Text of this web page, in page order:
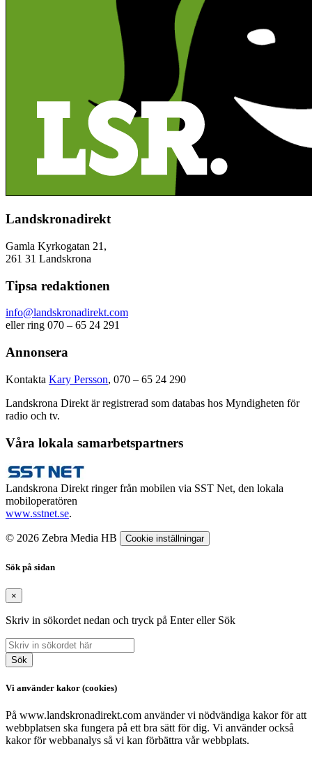
Landskronadirekt
Gamla Kyrkogatan 21,
261 31 Landskrona
Tipsa redaktionen
info@landskronadirekt.com
eller ring 070 – 65 24 291
Annonsera
Kontakta Kary Persson, 070 – 65 24 290
Landskrona Direkt är registrerad som databas hos Myndigheten för
radio och tv.
Våra lokala samarbetspartners
Landskrona Direkt ringer från mobilen via SST Net, den lokala
mobiloperatören
www.sstnet.se.
© 2026 Zebra Media HB Cookie inställningar
Sök på sidan
×
Skriv in sökordet nedan och tryck på Enter eller Sök
Sök
Vi använder kakor (cookies)
På www.landskronadirekt.com använder vi nödvändiga kakor för att
webbplatsen ska fungera på ett bra sätt för dig. Vi använder också
kakor för webbanalys så vi kan förbättra vår webbplats.